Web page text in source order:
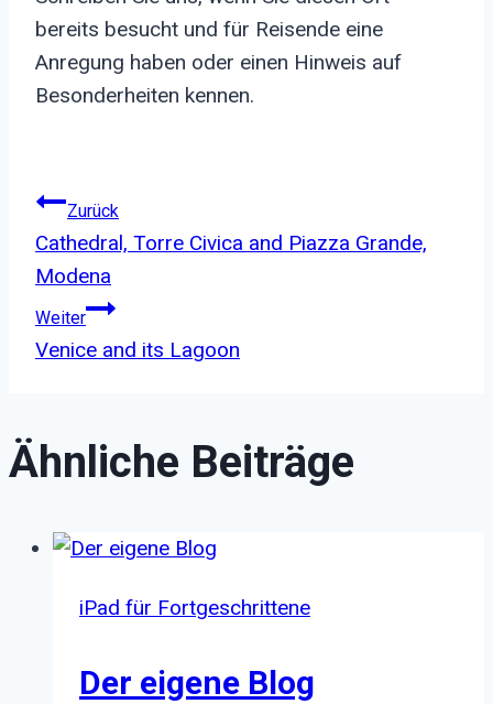
bereits besucht und für Reisende eine
Anregung haben oder einen Hinweis auf
Besonderheiten kennen.
Beitragsnavigation
Zurück
Cathedral, Torre Civica and Piazza Grande,
Modena
Weiter
Venice and its Lagoon
Ähnliche Beiträge
iPad für Fortgeschrittene
Der eigene Blog